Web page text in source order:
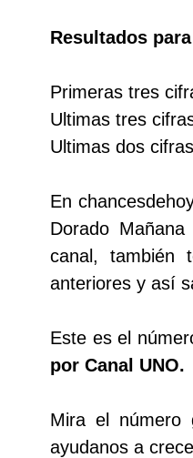
Resultados
Primeras tres
Ultimas tres
Ultimas dos
En
Dorado
canal, también
anteriores y así
Este es el
por Canal UNO.
Mira el número
ayudanos a